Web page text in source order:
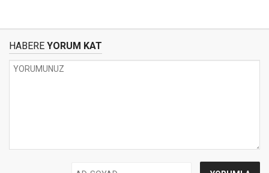
HABERE YORUM KAT